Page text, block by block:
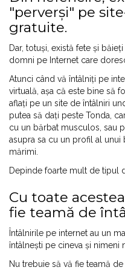
"perverși" pe
gratuite.
Dar, totuși, există fete și
domni pe Internet care
Atunci când vă întâlniți pe
virtuală, așa că este bine să
aflați pe un site de întâlniri
putea să dați peste Tonda,
cu un bărbat musculos, sau
asupra sa cu un profil al
mărimi.
Depinde foarte mult de tipul
Cu toate
fie teamă de
Întâlnirile pe internet au un
întâlnești pe cineva și nimeni
Nu trebuie să vă fie teamă